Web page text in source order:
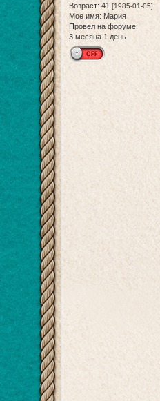
Возраст: 41 [1985-01-05]
Мое имя: Мария
Провел на форуме:
3 месяца 1 день